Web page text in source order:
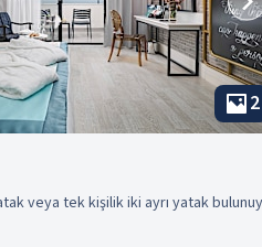
2
veya tek kişilik iki ayrı yatak